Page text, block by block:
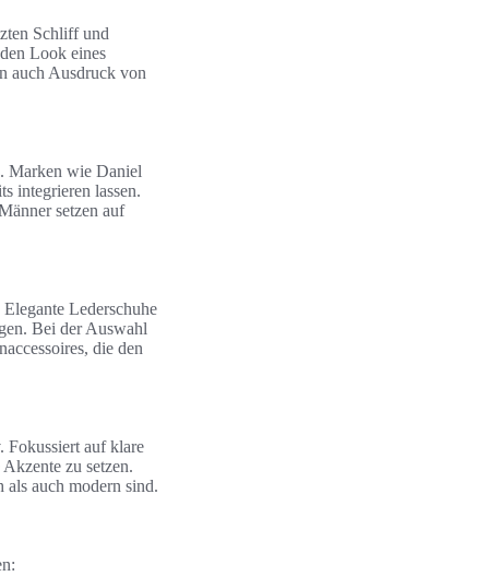
Schliff und
Look eines
auch Ausdruck von
Marken wie Daniel
integrieren lassen.
setzen auf
Lederschuhe
Bei der Auswahl
die den
Fokussiert auf klare
zu setzen.
auch modern sind.